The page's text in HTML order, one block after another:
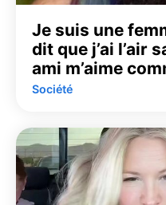
Je suis une
dit que j’ai l’air
ami m’aime
Société